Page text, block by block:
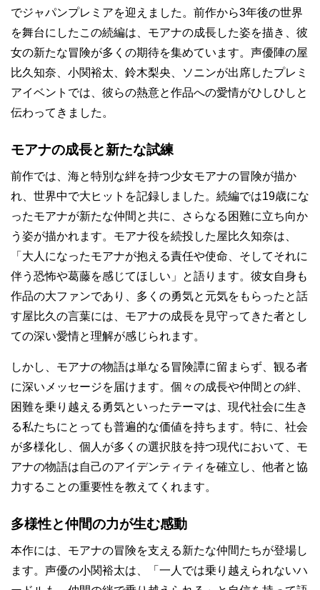
でジャパンプレミアを迎えました。前作から3年後の世界
を舞台にしたこの続編は、モアナの成長した姿を描き、彼
女の新たな冒険が多くの期待を集めています。声優陣の屋
比久知奈、小関裕太、鈴木梨央、ソニンが出席したプレミ
アイベントでは、彼らの熱意と作品への愛情がひしひしと
伝わってきました。
モアナの成長と新たな試練
前作では、海と特別な絆を持つ少女モアナの冒険が描か
れ、世界中で大ヒットを記録しました。続編では19歳にな
ったモアナが新たな仲間と共に、さらなる困難に立ち向か
う姿が描かれます。モアナ役を続投した屋比久知奈は、
「大人になったモアナが抱える責任や使命、そしてそれに
伴う恐怖や葛藤を感じてほしい」と語ります。彼女自身も
作品の大ファンであり、多くの勇気と元気をもらったと話
す屋比久の言葉には、モアナの成長を見守ってきた者とし
ての深い愛情と理解が感じられます。
しかし、モアナの物語は単なる冒険譚に留まらず、観る者
に深いメッセージを届けます。個々の成長や仲間との絆、
困難を乗り越える勇気といったテーマは、現代社会に生き
る私たちにとっても普遍的な価値を持ちます。特に、社会
が多様化し、個人が多くの選択肢を持つ現代において、モ
アナの物語は自己のアイデンティティを確立し、他者と協
力することの重要性を教えてくれます。
多様性と仲間の力が生む感動
本作には、モアナの冒険を支える新たな仲間たちが登場し
ます。声優の小関裕太は、「一人では乗り越えられないハ